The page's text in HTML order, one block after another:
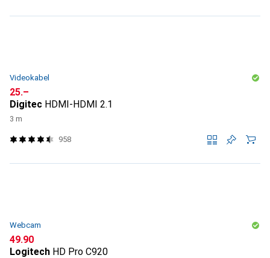
Videokabel
CHF
25.–
Digitec HDMI-HDMI 2.1
3 m
958
Webcam
CHF
49.90
Logitech HD Pro C920